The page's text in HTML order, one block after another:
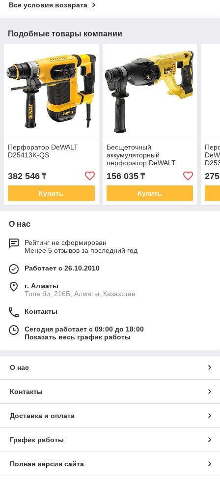
Все условия возврата
Подобные товары компании
Перфоратор DeWALT
D25413K-QS
382 546 ₸
Купить
Бесщеточный
аккумуляторный
перфоратор DeWALT
SDS-Plus DCH133N-XJ
156 035₸
Купить
О нас
Рейтинг не сформирован
Менее 5 отзывов за последний год
Работает с 26.10.2010
г. Алматы
Толе би, 216Б, Алматы, Казахстан
Контакты
Сегодня работает с 09:00 до 18:00
Показать весь график работы
О нас
Контакты
Доставка и оплата
График работы
Полная версия сайта